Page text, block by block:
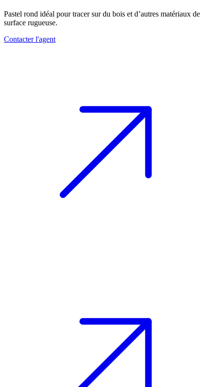
Pastel rond idéal pour tracer sur du bois et d’autres matériaux de
surface rugueuse.
Contacter l'agent